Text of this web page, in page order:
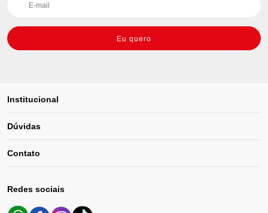
Eu quero
Institucional
Dúvidas
Contato
Redes sociais